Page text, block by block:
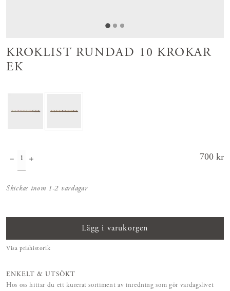
KROKLIST RUNDAD 10 KROKAR
EK
Pris :
700 kr
Skickas inom 1-2 vardagar
Lägg i varukorgen
Visa prishistorik
ENKELT & UTSÖKT
Hos oss hittar du ett kurerat sortiment av inredning som gör vardagslivet